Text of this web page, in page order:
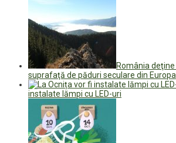
România
suprafaţă de păduri seculare din Europa
instalate lămpi cu LED-uri